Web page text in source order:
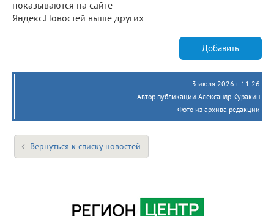
показываются на сайте
Яндекс.Новостей выше других
Добавить
3 июля 2026 г. 11:26
Автор публикации Александр Куракин
Фото из архива редакции
Вернуться к списку новостей